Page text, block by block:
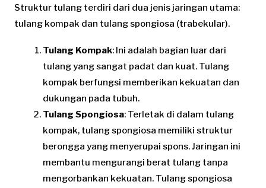
Struktur tulang terdiri dari dua jenis jaringan utama:
tulang kompak dan tulang spongiosa (trabekular).
Tulang Kompak: Ini adalah bagian luar dari
tulang yang sangat padat dan kuat. Tulang
kompak berfungsi memberikan kekuatan dan
dukungan pada tubuh.
Tulang Spongiosa: Terletak di dalam tulang
kompak, tulang spongiosa memiliki struktur
berongga yang menyerupai spons. Jaringan ini
membantu mengurangi berat tulang tanpa
mengorbankan kekuatan. Tulang spongiosa